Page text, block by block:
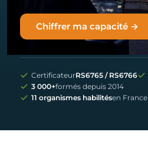
Chiffrer ma capacité →
CertificateurRS6765 / RS6766
3 000+formés depuis 2014
11 organismes habilitésen France